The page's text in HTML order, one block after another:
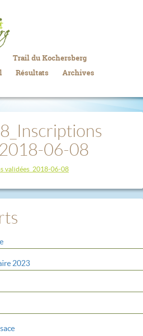
Trail du Kochersberg
Résultats
Archives
06-08
validées_2018-06-08
2023